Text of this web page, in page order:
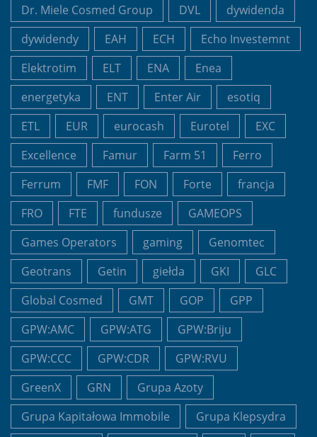
Dr. Miele Cosmed Group
DVL
dywidenda
dywidendy
EAH ECH
Echo Investemnt
Elektrotim
ELT ENA
Enea
energetyka
ENT Enter Air
esotiq
ETL
EUR eurocash Eurotel
EXC
Excellence
Famur Farm 51
Ferro
Ferrum
FMF FON Forte
francja
FRO
FTE fundusze
GAMEOPS
Games Operators
gaming
Genomtec
Geotrans
Getin giełda GKI
GLC
Global Cosmed
GMT GOP
GPP
GPW:AMC
GPW:ATG
GPW:Briju
GPW:CCC
GPW:CDR
GPW:RVU
GreenX
GRN
Grupa Azoty
Grupa Kapitałowa Immobile
Grupa Klepsydra